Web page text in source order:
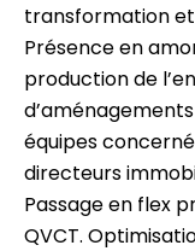
transformation et
Présence en
production de
équipes
directeurs
Passage en flex
QVCT.